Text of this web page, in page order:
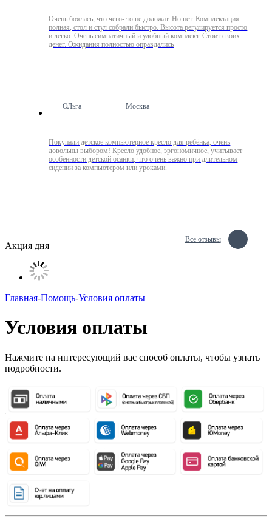
Очень боялась, что чего- то не доложат. Но нет. Комплектация
полная, стол и стул собрали быстро. Высота регулируется просто
и легко. Очень симпатичный и удобный комплект. Стоит своих
денег. Ожидания полностью оправдались
ОЛьга Москва
Покупали детское компьютерное кресло для ребёнка, очень
довольны выбором! Кресло удобное, эргономичное, учитывает
особенности детской осанки, что очень важно при длительном
сидении за компьютером или уроками.
Все отзывы
Акция дня
Главная-Помощь-Условия оплаты
Условия оплаты
Нажмите на интересующий вас способ оплаты, чтобы узнать
подробности.